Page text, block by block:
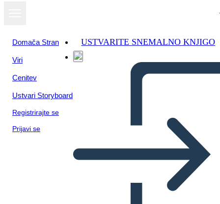
Domača Stran
Viri
Cenitev
Ustvari Storyboard
Registrirajte se
Prijavi se
USTVARITE SNEMALNO KNJIGO